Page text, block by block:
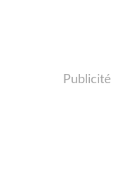
Publicité